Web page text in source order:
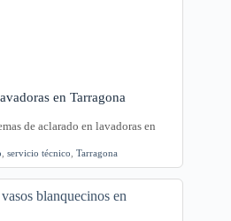
en Tarragona
de aclarado en lavadoras en
servicio técnico Tarragona